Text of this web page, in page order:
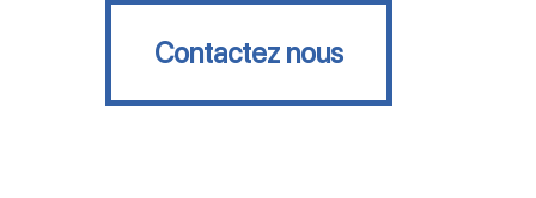
Contactez nous
Contactez nous